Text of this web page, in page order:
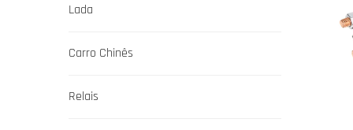
Lada
Carro Chinês
Relais